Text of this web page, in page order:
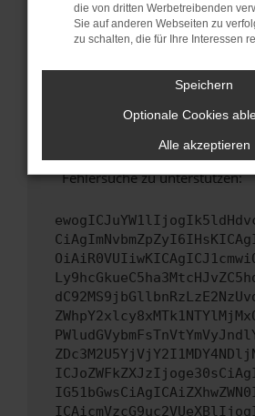
Sicherheitsrisiko, sondern
führen, dass bestimmte
unterstützt werden.
Wende dich an den
Wenn du alle oben genannten
hast, kontaktiere uns bitte. Wir
versuchen, das Problem zu
uns diesen Text schicken, um
Fehlersuche zu unterstützen:
die von dritten Werbetreibenden
Sie auf anderen Webseiten zu
zu schalten, die für Ihre Interessen
Speichern
Optionale Cookies
Alle akzeptieren